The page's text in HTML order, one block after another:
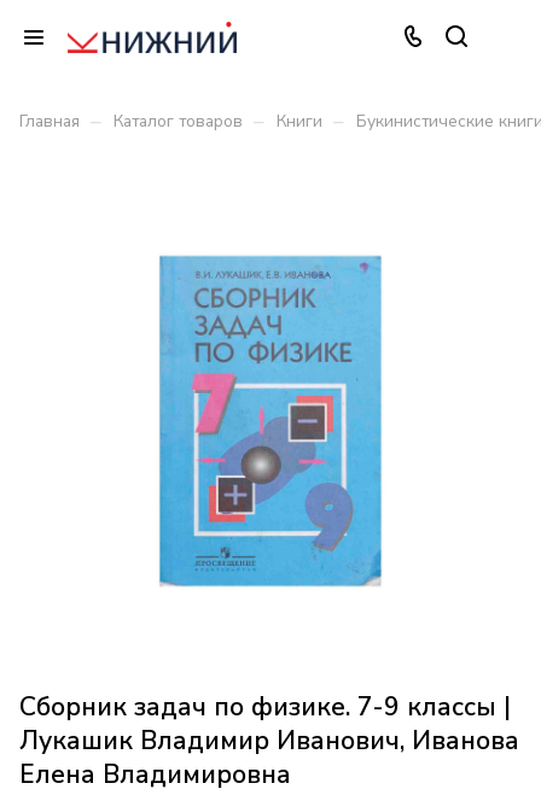
Главная – Каталог товаров – Книги – Букинистические
Сборник задач по физике. 7-9 классы |
Лукашик Владимир Иванович, Иванова
Елена Владимировна